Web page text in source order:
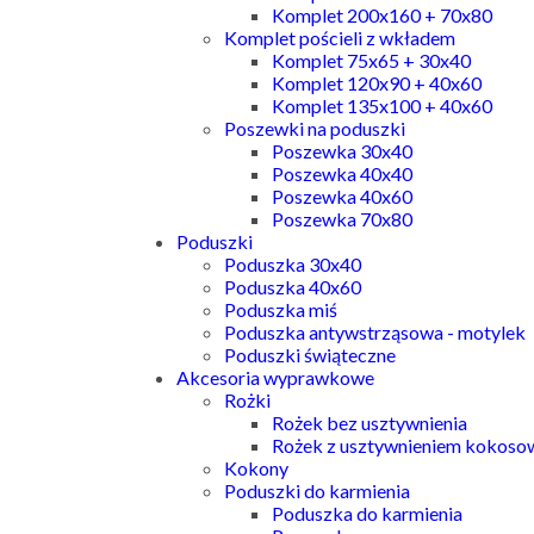
Komplet 200x160 + 70x80
Komplet pościeli z wkładem
Komplet 75x65 + 30x40
Komplet 120x90 + 40x60
Komplet 135x100 + 40x60
Poszewki na poduszki
Poszewka 30x40
Poszewka 40x40
Poszewka 40x60
Poszewka 70x80
Poduszki
Poduszka 30x40
Poduszka 40x60
Poduszka miś
Poduszka antywstrząsowa - motylek
Poduszki świąteczne
Akcesoria wyprawkowe
Rożki
Rożek bez usztywnienia
Rożek z usztywnieniem
Kokony
Poduszki do karmienia
Poduszka do karmienia